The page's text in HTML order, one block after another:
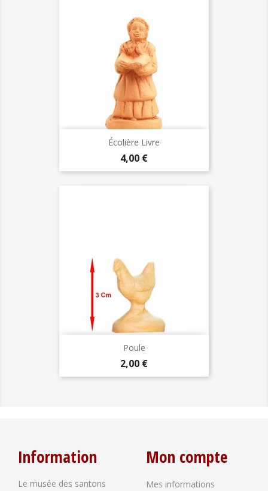
Écolière Livre
Prix
4,00 €
Poule
Prix
2,00 €
Information
Le musée des santons
Mon compte
Mes informations